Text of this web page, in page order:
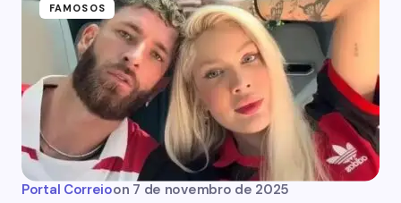
FAMOSOS
Portal Correioon 7 de novembro de 2025